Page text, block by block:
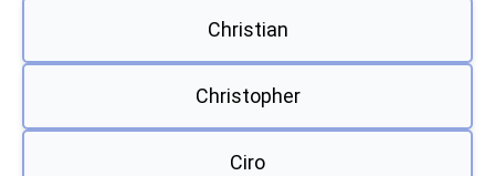
Christian
Christopher
Ciro